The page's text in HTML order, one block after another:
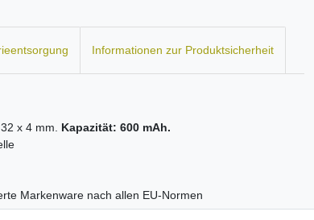
Informationen zur Produktsicherheit
x 4 mm. Kapazität: 600 mAh.
Markenware nach allen EU-Normen